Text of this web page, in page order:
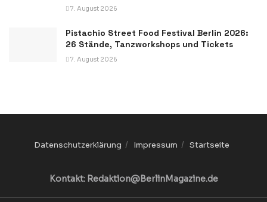
7. August 2026
Pistachio Street Food Festival Berlin 2026:
26 Stände, Tanzworkshops und Tickets
7. August 2026
Datenschutzerklärung Impressum Startseite
Kontakt: Redaktion@BerlinMagazine.de